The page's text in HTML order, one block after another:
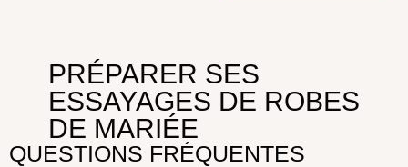
PRÉPARER SES
ESSAYAGES DE ROBES
DE MARIÉE
QUESTIONS FRÉQUENTES